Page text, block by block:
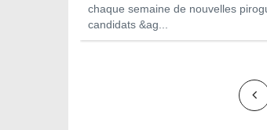
chaque semaine de nouvelles
candidats &ag...